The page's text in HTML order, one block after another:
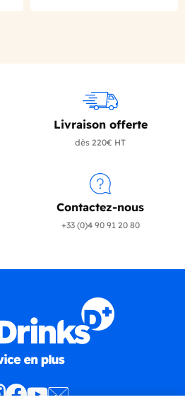
Livraison offerte
dès 220€ HT
Contactez-nous
+33 (0)4 90 91 20 80